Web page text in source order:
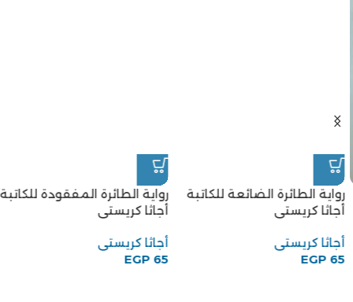
رواية الطائرة الضائعة للكاتبة
أجاثا كريستى
أجاثا كريستى
EGP65
رواية الطائرة المفقودة للكاتبة
أجاثا كريستى
أجاثا كريستى
EGP65